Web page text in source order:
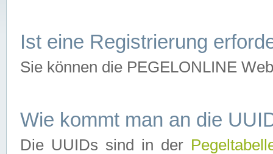
Ist eine Registrierung
Sie können die PEGELONLINE
Wie kommt man an die
Die UUIDs sind in der